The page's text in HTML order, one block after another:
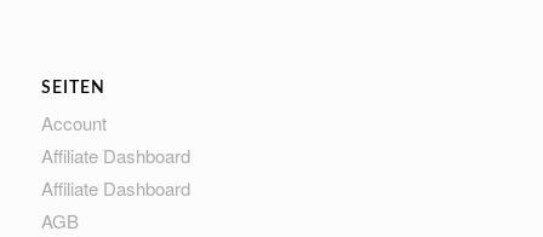
SEITEN
Account
Affiliate Dashboard
Affiliate Dashboard
AGB